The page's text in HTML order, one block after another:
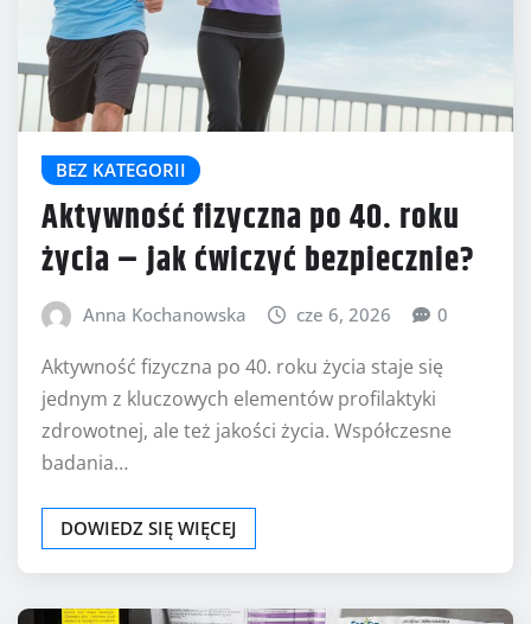
BEZ KATEGORII
Aktywność fizyczna po 40. roku
życia – jak ćwiczyć bezpiecznie?
Anna Kochanowska cze 6, 2026 0
Aktywność fizyczna po 40. roku życia staje się
jednym z kluczowych elementów profilaktyki
zdrowotnej, ale też jakości życia. Współczesne
badania…
DOWIEDZ SIĘ WIĘCEJ